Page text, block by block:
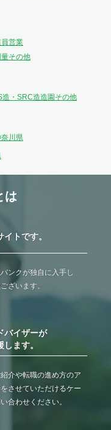
営業
その他
造・SRC造造園 その他
川県
は
トです。
ンクが独自に入手し
ざいます。
バイザーが
ます。
介や転職の進め方のア
させていただけるケー
合わせください。